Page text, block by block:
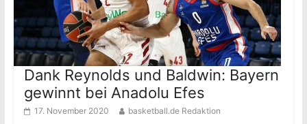
Dank Reynolds und Baldwin: Bayern
gewinnt bei Anadolu Efes
17. November 2020 basketball.de Redaktion